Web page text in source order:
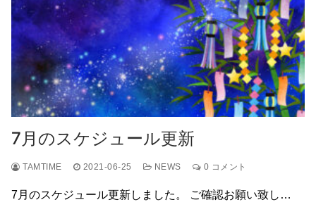
7月のスケジュール更新
TAMTIME 2021-06-25 NEWS 0 コメント
7月のスケジュール更新しました。 ご確認お願い致し…